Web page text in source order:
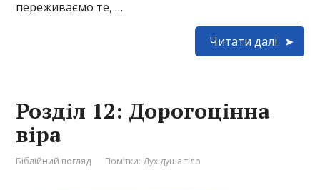
переживаємо те, …
Читати далі
Розділ 12: Дорогоцінна
віра
Біблійний погляд Помітки: Дух душа тіло